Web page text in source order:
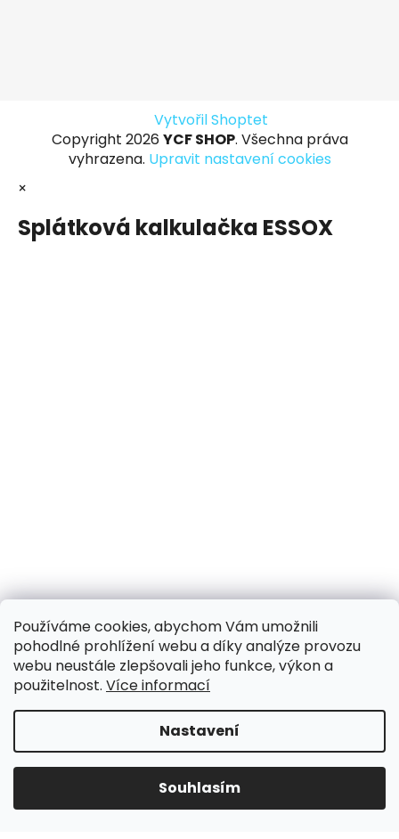
Používáme cookies, abychom Vám umožnili
pohodlné prohlížení webu a díky analýze provozu
webu neustále zlepšovali jeho funkce, výkon a
použitelnost. Více informací
Nastavení
Souhlasím
31.7.-8.8. DOVOLENÁ, objednávky a dotazy vyřídíme
po dovolené. Během dovolené nevyřizujeme
Vytvořil Shoptet
Copyright 2026 YCF SHOP. Všechna práva
vyhrazena. Upravit nastavení cookies
×
Splátková kalkulačka ESSOX